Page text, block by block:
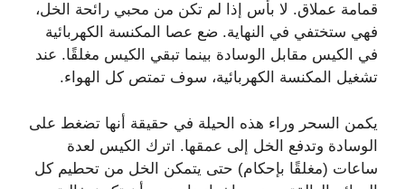
قمامة عملاق. لا بأس إذا لم تكن من محبي رائحة الخل،
فهي ستختفي في النهاية. ضع عصا المكنسة الكهربائية
في الكيس مقابل الوسادة بينما تبقي الكيس مغلقًا. عند
تشغيل المكنسة الكهربائية، سوف تمتص كل الهواء.
يكمن السحر وراء هذه الحيلة في حقيقة أنها تضغط على
الوسادة وتدفع الخل إلى عمقها. اترك الكيس لعدة
ساعات (مغلقًا بإحكام) حتى يتمكن الخل من تحطيم كل